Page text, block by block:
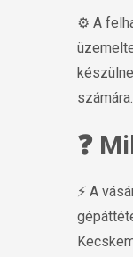
⚙️ A
számára.
❓
⚡ A